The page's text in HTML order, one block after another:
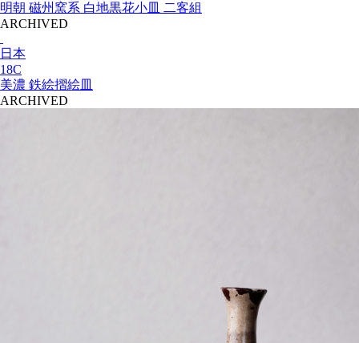
明朝 磁州窯系 白地黒花小皿 二客組
ARCHIVED
日本
18C
美濃 鉄絵摺絵皿
ARCHIVED